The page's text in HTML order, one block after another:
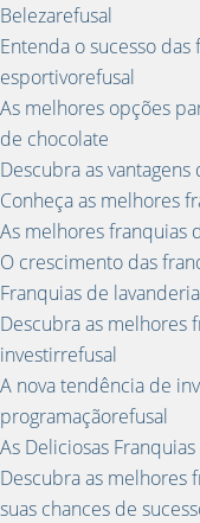
Belezarefusal
Entenda o sucesso
esportivorefusal
As melhores opções
de chocolate
Descubra as
Conheça as melhores
As melhores franquias
O crescimento das
Franquias de
Descubra as melhores
investirrefusal
A nova tendência de
programaçãorefusal
As Deliciosas
Descubra as melhores
suas chances de